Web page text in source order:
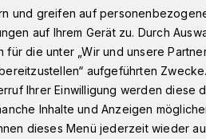
Teller für Helene
und greifen auf
auf Ihrem Gerät zu. Durch
die unter „Wir und unsere
aufgeführten
Ihrer Einwilligung werden diese
Inhalte und Anzeigen
dieses Menü jederzeit wieder